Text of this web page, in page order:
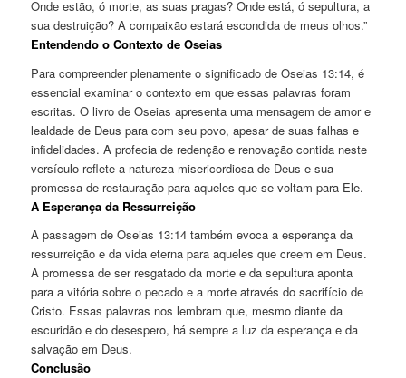
Onde estão, ó morte, as suas pragas? Onde está, ó sepultura, a
sua destruição? A compaixão estará escondida de meus olhos.”
Entendendo o Contexto de Oseias
Para compreender plenamente o significado de Oseias 13:14, é
essencial examinar o contexto em que essas palavras foram
escritas. O livro de Oseias apresenta uma mensagem de amor e
lealdade de Deus para com seu povo, apesar de suas falhas e
infidelidades. A profecia de redenção e renovação contida neste
versículo reflete a natureza misericordiosa de Deus e sua
promessa de restauração para aqueles que se voltam para Ele.
A Esperança da Ressurreição
A passagem de Oseias 13:14 também evoca a esperança da
ressurreição e da vida eterna para aqueles que creem em Deus.
A promessa de ser resgatado da morte e da sepultura aponta
para a vitória sobre o pecado e a morte através do sacrifício de
Cristo. Essas palavras nos lembram que, mesmo diante da
escuridão e do desespero, há sempre a luz da esperança e da
salvação em Deus.
Conclusão